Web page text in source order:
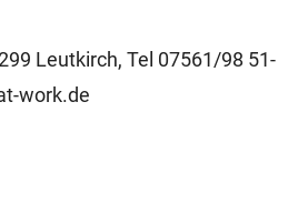
Leutkirch, Tel 07561/98 51-
work.de